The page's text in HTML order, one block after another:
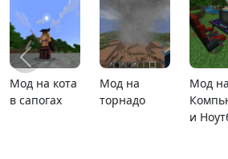
Карта
расширяющийся
MCPE 26.1